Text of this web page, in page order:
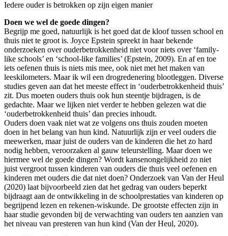
Iedere ouder is betrokken op zijn eigen manier
Doen we wel de goede dingen?
Begrijp me goed, natuurlijk is het goed dat de kloof tussen school en
thuis niet te groot is. Joyce Epstein spreekt in haar bekende
onderzoeken over ouderbetrokkenheid niet voor niets over ‘family-
like schools’ en ‘school-like families’ (Epstein, 2009). En af en toe
iets oefenen thuis is niets mis mee, ook niet met het maken van
leeskilometers. Maar ik wil een drogredenering blootleggen. Diverse
studies geven aan dat het meeste effect in ‘ouderbetrokkenheid thuis’
zit. Dus moeten ouders thuis ook hun steentje bijdragen, is de
gedachte. Maar we lijken niet verder te hebben gelezen wat die
‘ouderbetrokkenheid thuis’ dan precies inhoudt.
Ouders doen vaak niet wat ze volgens ons thuis zouden moeten
doen in het belang van hun kind. Natuurlijk zijn er veel ouders die
meewerken, maar juist de ouders van de kinderen die het zo hard
nodig hebben, veroorzaken al gauw teleurstelling. Maar doen we
hiermee wel de goede dingen? Wordt kansenongelijkheid zo niet
juist vergroot tussen kinderen van ouders die thuis veel oefenen en
kinderen met ouders die dat niet doen? Onderzoek van Van der Heul
(2020) laat bijvoorbeeld zien dat het gedrag van ouders beperkt
bijdraagt aan de ontwikkeling in de schoolprestaties van kinderen op
begrijpend lezen en rekenen-wiskunde. De grootste effecten zijn in
haar studie gevonden bij de verwachting van ouders ten aanzien van
het niveau van presteren van hun kind (Van der Heul, 2020).